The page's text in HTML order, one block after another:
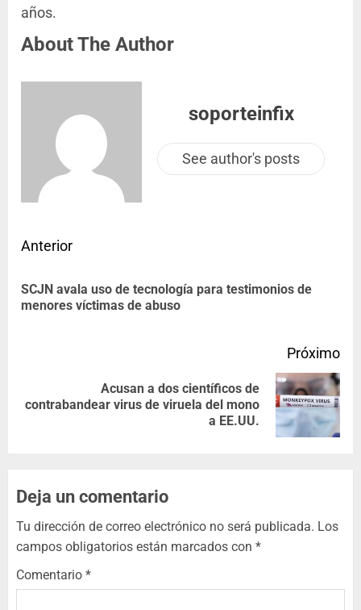
años.
About The Author
soporteinfix
See author's posts
Anterior
SCJN avala uso de tecnología para testimonios de
menores víctimas de abuso
Próximo
Acusan a dos científicos de
contrabandear virus de viruela del mono
a EE.UU.
Deja un comentario
Tu dirección de correo electrónico no será publicada. Los
campos obligatorios están marcados con *
Comentario *